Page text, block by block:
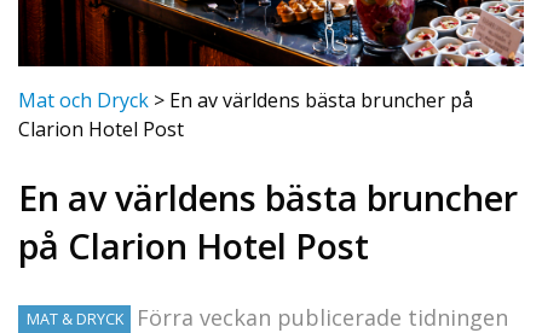
Mat och Dryck > En av världens bästa bruncher på
Clarion Hotel Post
En av världens bästa bruncher
på Clarion Hotel Post
MAT & DRYCK
Förra veckan publicerade tidningen